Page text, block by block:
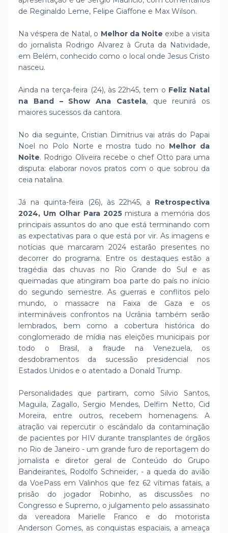
de Reginaldo Leme, Felipe Giaffone e Max Wilson.
Na véspera de Natal, o Melhor da Noite exibe a visita
do jornalista Rodrigo Alvarez à Gruta da Natividade,
em Belém, conhecido como o local onde Jesus Cristo
nasceu.
Ainda na terça-feira (24), às 22h45, tem o Feliz Natal
na Band – Show Ana Castela, que reunirá os
maiores sucessos da cantora.
No dia seguinte, Cristian Dimitrius vai atrás do Papai
Noel no Polo Norte e mostra tudo no Melhor da
Noite. Rodrigo Oliveira recebe o chef Otto para uma
disputa: elaborar novos pratos com o que sobrou da
ceia natalina.
Já na quinta-feira (26), às 22h45, a Retrospectiva
2024, Um Olhar Para 2025mistura a memória dos
principais assuntos do ano que está terminando com
as expectativas para o que está por vir. As imagens e
notícias que marcaram 2024 estarão presentes no
decorrer do programa. Entre os destaques estão a
tragédia das chuvas no Rio Grande do Sul e as
queimadas que atingiram boa parte do país no início
do segundo semestre. As guerras e conflitos pelo
mundo, o massacre na Faixa de Gaza e os
intermináveis confrontos na Ucrânia também serão
lembrados, bem como a cobertura histórica do
conglomerado de mídia nas eleições municipais por
todo o Brasil, a fraude na Venezuela, os
desdobramentos da sucessão presidencial nos
Estados Unidos e o atentado a Donald Trump.
Personalidades que partiram, como Silvio Santos,
Maguila, Zagallo, Sergio Mendes, Delfim Netto, Cid
Moreira, entre outros, recebem homenagens. A
atração vai repercutir o escândalo da contaminação
de pacientes por HIV durante transplantes de órgãos
no Rio de Janeiro - um grande furo de reportagem do
jornalista e diretor geral de Conteúdo do Grupo
Bandeirantes, Rodolfo Schneider, - a queda do avião
da VoePass em Valinhos que fez 62 vítimas fatais, a
prisão do jogador Robinho, as discussões no
Congresso e Supremo, o julgamento pelo assassinato
da vereadora Marielle Franco e do motorista
Anderson Gomes, as conquistas espaciais, a ameaça